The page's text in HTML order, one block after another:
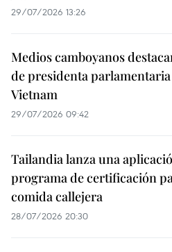
29/07/2026 13:26
Medios camboyanos
de presidenta parlamentaria
Vietnam
29/07/2026 09:42
Tailandia lanza una
programa de certificación
comida callejera
28/07/2026 20:30